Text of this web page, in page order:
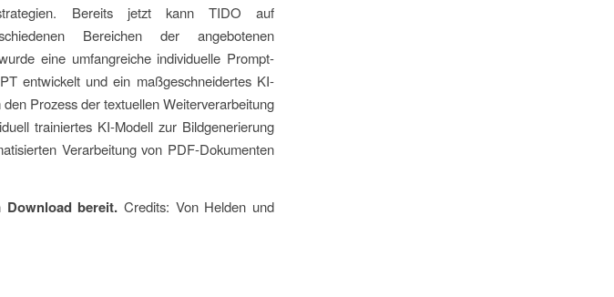
Bereits jetzt kann TIDO auf
Bereichen der angebotenen
eine umfangreiche individuelle Prompt-
entwickelt und ein maßgeschneidertes KI-
Prozess der textuellen Weiterverarbeitung
trainiertes KI-Modell zur Bildgenerierung
Verarbeitung von PDF-Dokumenten
bereit.Credits: Von Helden und